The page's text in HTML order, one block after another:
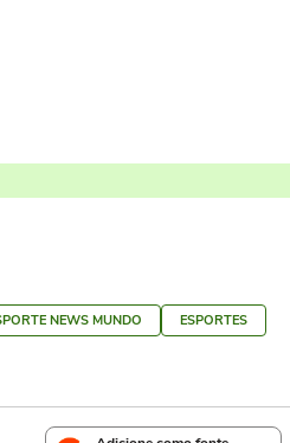
NEWS MUNDO
ESPORTES